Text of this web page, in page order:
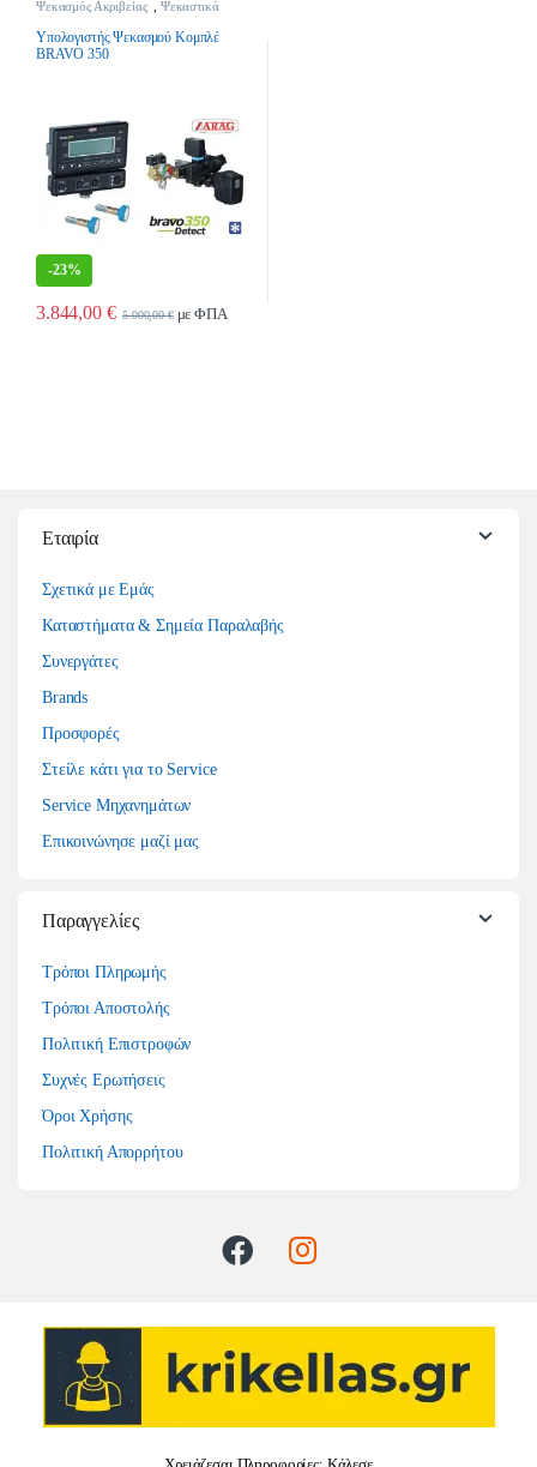
Ψεκασμός Ακριβείας Ψεκαστικά
Υπολογιστής Ψεκασμού Κομπλέ
BRAVO 350
-23%
3.844,00 € 5.000,00€με ΦΠΑ
Εταιρία
Σχετικά με Εμάς
Καταστήματα & Σημεία Παραλαβής
Συνεργάτες
Brands
Προσφορές
Στείλε κάτι για το Service
Service Μηχανημάτων
Επικοινώνησε μαζί μας
Παραγγελίες
Τρόποι Πληρωμής
Τρόποι Αποστολής
Πολιτική Επιστροφών
Συχνές Ερωτήσεις
Όροι Χρήσης
Πολιτική Απορρήτου